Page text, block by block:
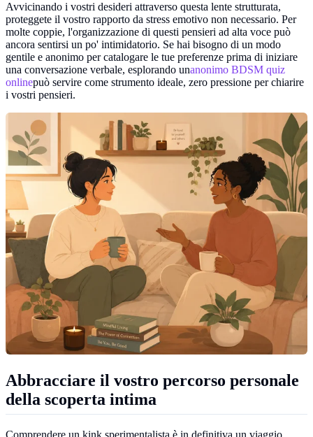
Avvicinando i vostri desideri attraverso questa lente strutturata,
proteggete il vostro rapporto da stress emotivo non necessario. Per
molte coppie, l'organizzazione di questi pensieri ad alta voce può
ancora sentirsi un po' intimidatorio. Se hai bisogno di un modo
gentile e anonimo per catalogare le tue preferenze prima di iniziare
una conversazione verbale, esplorando unanonimo BDSM quiz
onlinepuò servire come strumento ideale, zero pressione per chiarire
i vostri pensieri.
Abbracciare il vostro percorso personale
della scoperta intima
Comprendere un kink sperimentalista è in definitiva un viaggio